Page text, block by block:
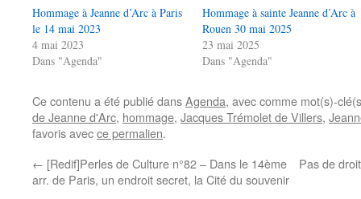
Hommage à Jeanne d’Arc à Paris
le 14 mai 2023
4 mai 2023
Dans "Agenda"
Hommage à sainte Jeanne d’Arc à
Rouen 30 mai 2025
23 mai 2025
Dans "Agenda"
Ce contenu a été publié dansAgenda, avec comme mot(s)-
de Jeanne d'Arc, hommage, Jacques Trémolet de Villers,
favoris avecce permalien.
← [Redif]Perles de Culture n°82 – Dans le 14ème
arr. de Paris, un endroit secret, la Cité du souvenir
Pas de